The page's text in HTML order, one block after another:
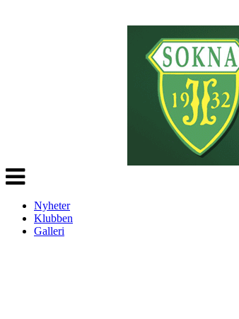
Veksle
navigasjon
Nyheter
Klubben
Galleri